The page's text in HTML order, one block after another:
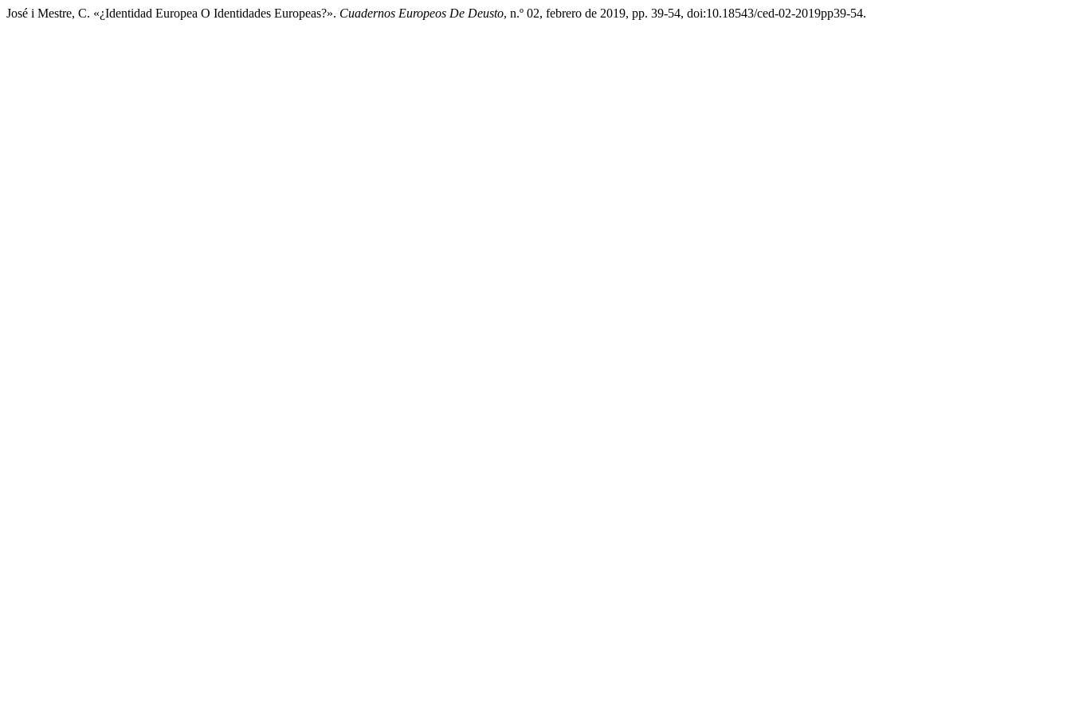
José i Mestre, C. «¿Identidad Europea O Identidades Europeas?». Cuadernos Europeos De Deusto, n.º 02, febrero de 2019, pp. 39-54, doi:10.18543/ced-02-2019pp39-54.